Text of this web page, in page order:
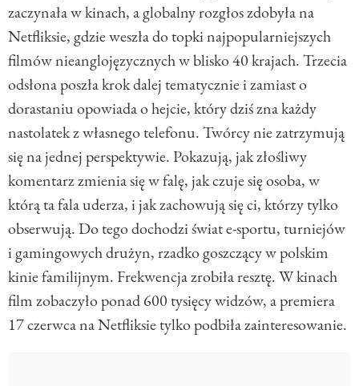
zaczynała w kinach, a globalny rozgłos zdobyła na
Netfliksie, gdzie weszła do topki najpopularniejszych
filmów nieanglojęzycznych w blisko 40 krajach. Trzecia
odsłona poszła krok dalej tematycznie i zamiast o
dorastaniu opowiada o hejcie, który dziś zna każdy
nastolatek z własnego telefonu. Twórcy nie zatrzymują
się na jednej perspektywie. Pokazują, jak złośliwy
komentarz zmienia się w falę, jak czuje się osoba, w
którą ta fala uderza, i jak zachowują się ci, którzy tylko
obserwują. Do tego dochodzi świat e-sportu, turniejów
i gamingowych drużyn, rzadko goszczący w polskim
kinie familijnym. Frekwencja zrobiła resztę. W kinach
film zobaczyło ponad 600 tysięcy widzów, a premiera
17 czerwca na Netfliksie tylko podbiła zainteresowanie.